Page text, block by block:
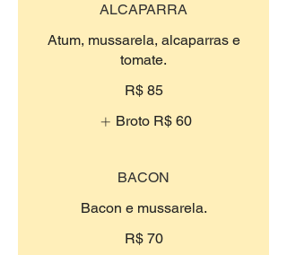
ALCAPARRA
Atum, mussarela, alcaparras e
tomate.
R$ 85
Broto R$ 60
BACON
Bacon e mussarela.
R$ 70